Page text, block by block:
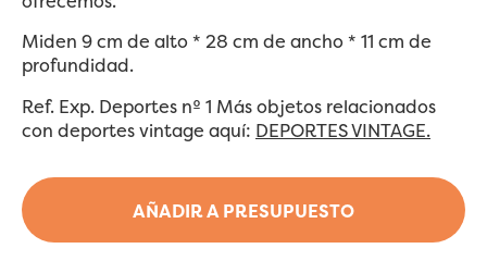
AÑADIR A PRESUPUESTO
Miden 9 cm de alto * 28 cm de ancho * 11 cm de
profundidad.
Ref. Exp. Deportes nº 1 Más objetos relacionados
con deportes vintage aquí: DEPORTES VINTAGE.